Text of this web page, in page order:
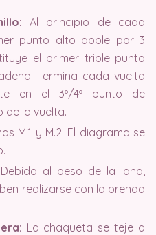
Al principio de cada
punto alto doble por 3
el primer triple punto
Termina cada vuelta
en el 3º/4º punto de
de la vuelta.
M.1 y M.2. El diagrama se
Debido al peso de la lana,
realizarse con la prenda
La chaqueta se teje a